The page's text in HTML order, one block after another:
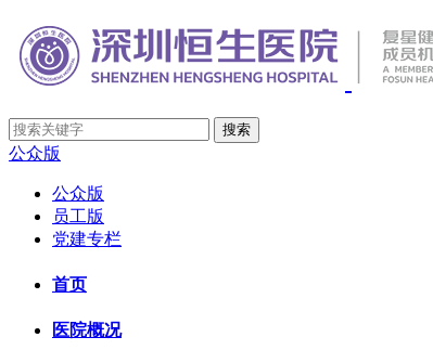
公众版
公众版
员工版
党建专栏
首页
医院概况